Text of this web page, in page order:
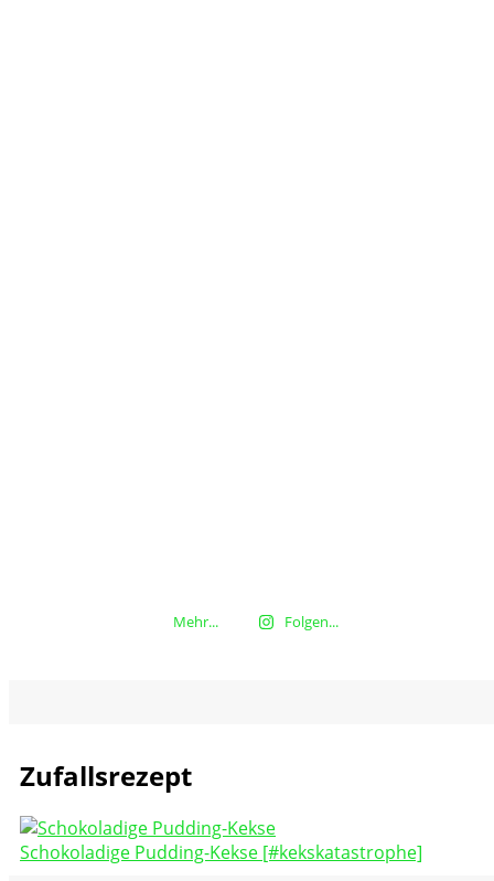
Mehr... Folgen...
Zufallsrezept
Schokoladige Pudding-Kekse [#kekskatastrophe]